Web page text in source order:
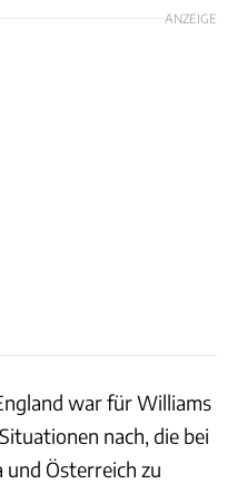
ANZEIGE
war für Williams
nach, die bei
und Österreich zu